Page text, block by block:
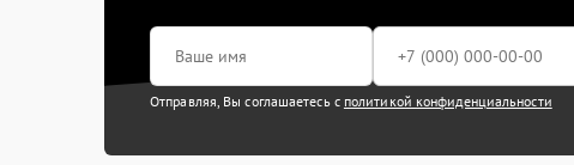
Отправляя, Вы соглашаетесь с политикой конфиденциальности